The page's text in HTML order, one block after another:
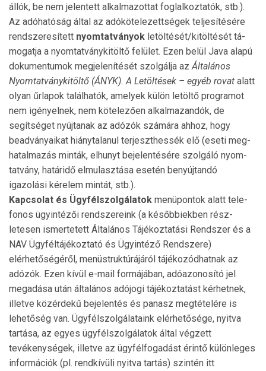
állók, be nem jelentett alkalmazottat foglalkoztatók, stb.).
Az adóhatóság által az adókötelezettségek teljesítésére
rendszeresített nyomtatványok letöltését/kitöltését tá­
mo­gat­ja a nyomtatványkitöltő felület. Ezen belül Java ala­pú
dokumentumok megjelenítését szolgálja az Általános
Nyomtatványkitöltő (ÁNYK). A Letöltések – egyéb rovat alatt
olyan űrlapok találhatók, amelyek külön letöltő prog­ramot
nem igényelnek, nem kötelezően alkalmazandók, de
segítséget nyújtanak az adózók számára ahhoz, hogy
beadványaikat hiánytalanul terjeszthessék elő (eseti meg­
hatalmazás minták, elhunyt bejelentésére szolgáló nyom­
tatvány, határidő elmulasztása esetén benyújtandó
igazolási kérelem mintát, stb.).
Kapcsolat és Ügyfélszolgálatok menüpontok alatt tele­
fonos ügyintézői rendszereink (a későbbiekben rész­
letesen ismertetett Általános Tájékoztatási Rendszer és a
NAV Ügyféltájékoztató és Ügyintéző Rendszere)
elérhetőségéről, menüstruktúrájáról tájékozódhatnak az
adózók. Ezen kívül e-mail formájában, adóazonosító jel
megadása után általános adójogi tájékoztatást kérhetnek,
illetve közérdekű bejelentés és panasz megtételére is
lehetőség van. Ügyfélszolgálataink elérhetősége, nyitva
tartása, az egyes ügyfélszolgálatok által végzett
tevékenységek, illetve az ügyfélfogadást érintő különleges
információk (pl. rendkívüli nyitva tartás) szintén itt